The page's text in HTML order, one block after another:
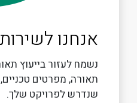
אנחנו
נשמח לעזור בייעוץ
תאורה, מפרטים
שנדרש לפרויקט שלך.